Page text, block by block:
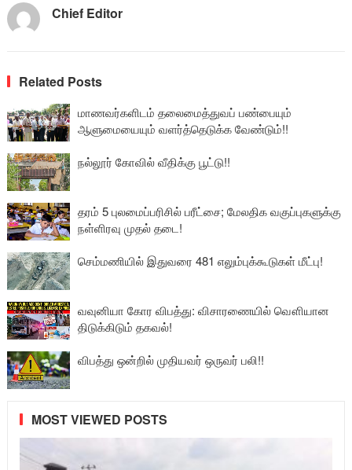
Chief Editor
Related Posts
மாணவர்களிடம் தலைமைத்துவப் பண்பையும்
ஆளுமையையும் வளர்த்தெடுக்க வேண்டும்!!
நல்லூர் கோவில் வீதிக்கு பூட்டு!!
தரம் 5 புலமைப்பரிசில் பரீட்சை; மேலதிக வகுப்புகளுக்கு
நள்ளிரவு முதல் தடை!
செம்மணியில் இதுவரை 481 எலும்புக்கூடுகள் மீட்பு!
வவுனியா கோர விபத்து: விசாரணையில் வௌியான
திடுக்கிடும் தகவல்!
விபத்து ஒன்றில் முதியவர் ஒருவர் பலி!!
MOST VIEWED POSTS